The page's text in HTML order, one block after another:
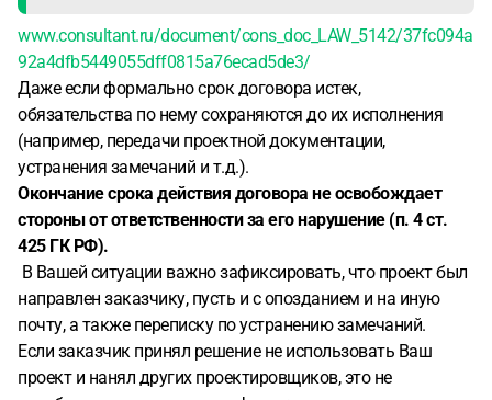
www.consultant.ru/document/cons_doc_LAW_5142/37fc094a
92a4dfb5449055dff0815a76ecad5de3/
Даже если формально срок договора истек,
обязательства по нему сохраняются до их исполнения
(например, передачи проектной документации,
устранения замечаний и т.д.).
Окончание срока действия договора не освобождает
стороны от ответственности за его нарушение (п. 4 ст.
425 ГК РФ).
В Вашей ситуации важно зафиксировать, что проект был
направлен заказчику, пусть и с опозданием и на иную
почту, а также переписку по устранению замечаний.
Если заказчик принял решение не использовать Ваш
проект и нанял других проектировщиков, это не